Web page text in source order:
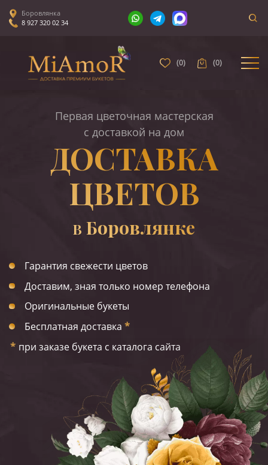
Боровлянка
8 927 320 02 34
(0) (0)
Первая цветочная мастерская
с доставкой на дом
ДОСТАВКА
ЦВЕТОВ
В Боровлянке
Гарантия свежести цветов
Доставим, зная только номер телефона
Оригинальные букеты
Бесплатная доставка *
* при заказе букета с каталога сайта